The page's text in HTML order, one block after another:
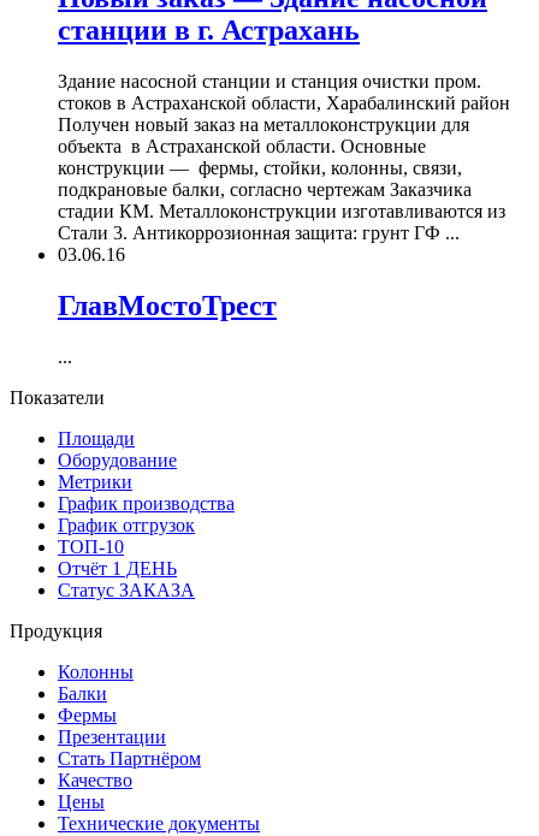
станции в г. Астрахань
Здание насосной станции и станция очистки пром.
стоков в Астраханской области, Харабалинский район
Получен новый заказ на металлоконструкции для
объекта в Астраханской области. Основные
конструкции — фермы, стойки, колонны, связи,
подкрановые балки, согласно чертежам Заказчика
стадии КМ. Металлоконструкции изготавливаются из
Стали 3. Антикоррозионная защита: грунт ГФ ...
03.06.16
ГлавМостоТрест
...
Показатели
Площади
Оборудование
Метрики
График производства
График отгрузок
ТОП-10
Отчёт 1 ДЕНЬ
Статус ЗАКАЗА
Продукция
Колонны
Балки
Фермы
Презентации
Стать Партнёром
Качество
Цены
Технические документы